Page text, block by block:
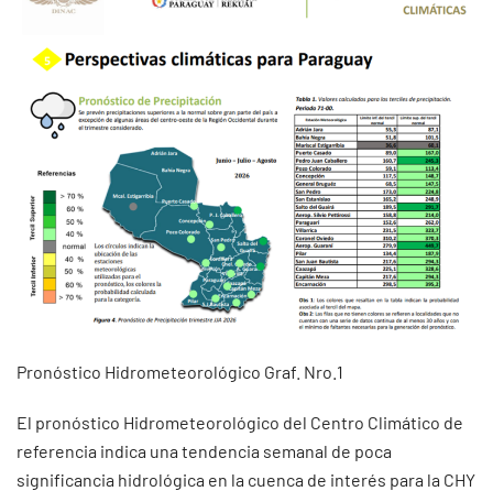
Pronóstico Hidrometeorológico Graf. Nro.1
El pronóstico Hidrometeorológico del Centro Climático de
referencia indica una tendencia semanal de poca
significancia hidrológica en la cuenca de interés para la CHY